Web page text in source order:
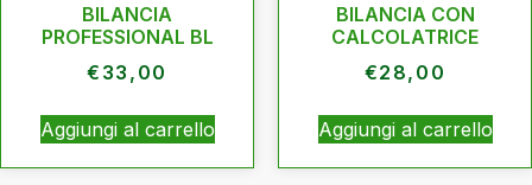
BILANCIA
PROFESSIONAL BL
€ 33,00
Aggiungi al carrello
BILANCIA CON
CALCOLATRICE
€28,00
Aggiungi al carrello